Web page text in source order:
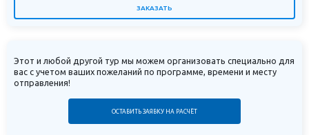
ЗАКАЗАТЬ
Этот и любой другой тур мы можем организовать специально для
вас с учетом ваших пожеланий по программе, времени и месту
отправления!
ОСТАВИТЬ ЗАЯВКУ НА РАСЧЁТ